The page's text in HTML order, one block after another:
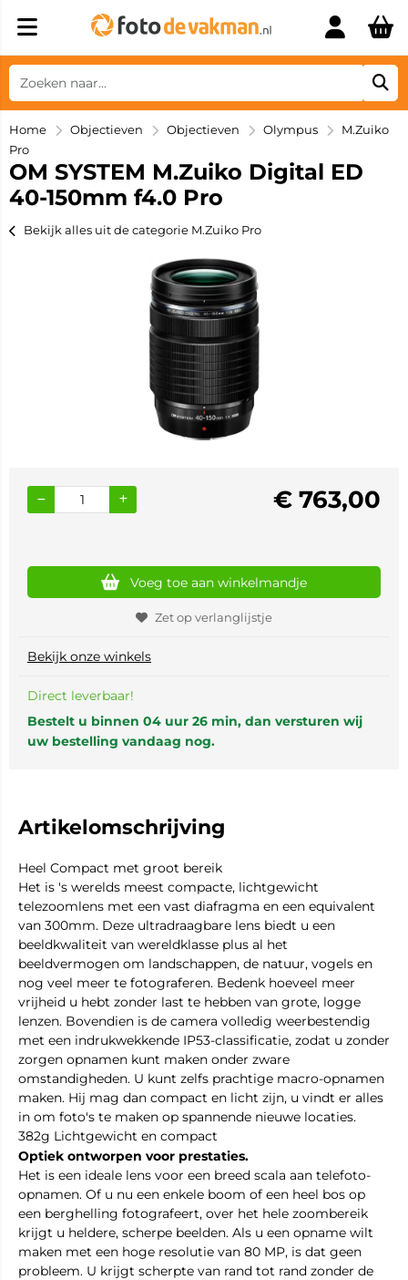
Home Objectieven Objectieven Olympus
M.Zuiko
Pro
OM SYSTEM M.Zuiko Digital ED
40-150mm f4.0 Pro
Bekijk alles uit de categorie M.Zuiko Pro
€ 763,00
Voeg toe aan winkelmandje
Zet op verlanglijstje
Bekijk onze winkels
Direct leverbaar!
Bestelt u binnen 04 uur 26 min, dan versturen wij
uw bestelling vandaag nog.
Artikelomschrijving
Heel Compact met groot bereik
Het is 's werelds meest compacte, lichtgewicht
telezoomlens met een vast diafragma en een equivalent
van 300mm. Deze ultradraagbare lens biedt u een
beeldkwaliteit van wereldklasse plus al het
beeldvermogen om landschappen, de natuur, vogels en
nog veel meer te fotograferen. Bedenk hoeveel meer
vrijheid u hebt zonder last te hebben van grote, logge
lenzen. Bovendien is de camera volledig weerbestendig
met een indrukwekkende IP53-classificatie, zodat u zonder
zorgen opnamen kunt maken onder zware
omstandigheden. U kunt zelfs prachtige macro-opnamen
maken. Hij mag dan compact en licht zijn, u vindt er alles
in om foto's te maken op spannende nieuwe locaties.
382g Lichtgewicht en compact
Optiek ontworpen voor prestaties.
Het is een ideale lens voor een breed scala aan telefoto-
opnamen. Of u nu een enkele boom of een heel bos op
een berghelling fotografeert, over het hele zoombereik
krijgt u heldere, scherpe beelden. Als u een opname wilt
maken met een hoge resolutie van 80 MP, is dat geen
probleem. U krijgt scherpte van rand tot rand zonder de